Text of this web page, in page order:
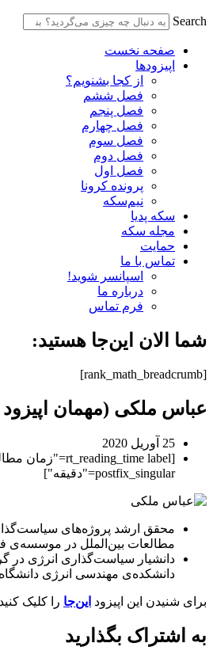
Search
صفحه نخست
اپیزودها
از کجا بشنویم؟
فصل ششم
فصل پنجم
فصل چهارم
فصل سوم
فصل دوم
فصل اول
پرونده کرونا
نیم‌سکه
سکه پدیا
مجله سکه
حمایت
تماس با ما
اسپانسر شوید!
درباره ما
فرم تماس
شما الان این‌جا هستید:
[rank_math_breadcrumb]
عباس ملکی (مهمان اپیزود ۲۲)
25 آوریل 2020
postfix_singular="دقیقه"]
محقق ارشد پروژه‌های
مطالعات بین‌الملل در موسسه‌ی
دانشیار سیاست‌گذاری انرژی در
دانشکده‌ی مهندسی انرژی
برای شنیدن این اپیزود این‌جا را کلیک
به اشتراک بگذارید